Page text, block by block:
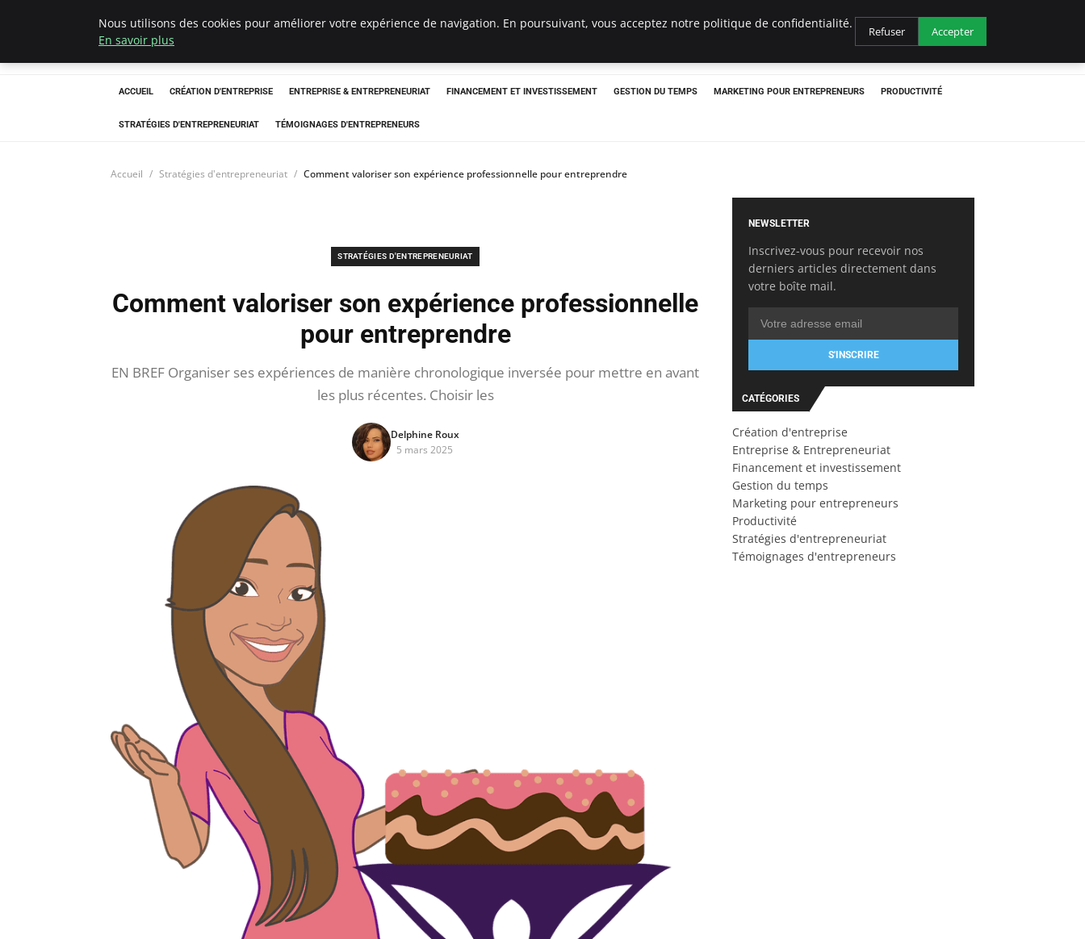
LECFCM
ACCUEIL CRÉATION D'ENTREPRISE ENTREPRISE & ENTREPRENEURIAT FINANCEMENT ET INVESTISSEMENT GESTION DU TEMPS MARKETING POUR ENTREPRENEURS PRODUCTIVITÉ
STRATÉGIES D'ENTREPRENEURIAT TÉMOIGNAGES D'ENTREPRENEURS
Accueil Stratégies d'entrepreneuriat Comment valoriser son expérience professionnelle pour entreprendre
STRATÉGIES D'ENTREPRENEURIAT
Comment valoriser son expérience professionnelle
pour entreprendre
EN BREF Organiser ses expériences de manière chronologique inversée pour mettre en avant
les plus récentes. Choisir les
Delphine Roux
5 mars 2025
NEWSLETTER
Inscrivez-vous pour recevoir nos
derniers articles directement dans
votre boîte mail.
S'INSCRIRE
CATÉGORIES
Création d'entreprise
Entreprise & Entrepreneuriat
Financement et investissement
Gestion du temps
Marketing pour entrepreneurs
Productivité
Stratégies d'entrepreneuriat
Témoignages d'entrepreneurs
Nous utilisons des cookies pour améliorer votre expérience de navigation. En poursuivant, vous acceptez notre politique de confidentialité.
En savoir plus
Refuser Accepter